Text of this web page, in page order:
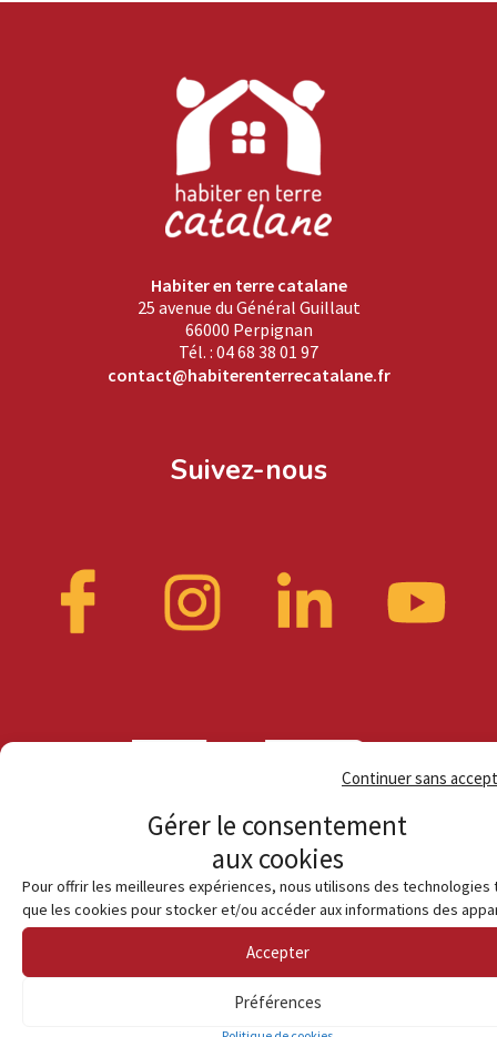
Gérer le consentement
aux cookies
Pour offrir les meilleures expériences, nous utilisons des technologies
que les cookies pour stocker et/ou accéder aux informations des
Accepter
Continuer sans
Préférences
Habiter en terre catalane
25 avenue du Général Guillaut
66000 Perpignan
Tél. : 04 68 38 01 97
contact@habiterenterrecatalane.fr
Suivez-nous
Mentions légales